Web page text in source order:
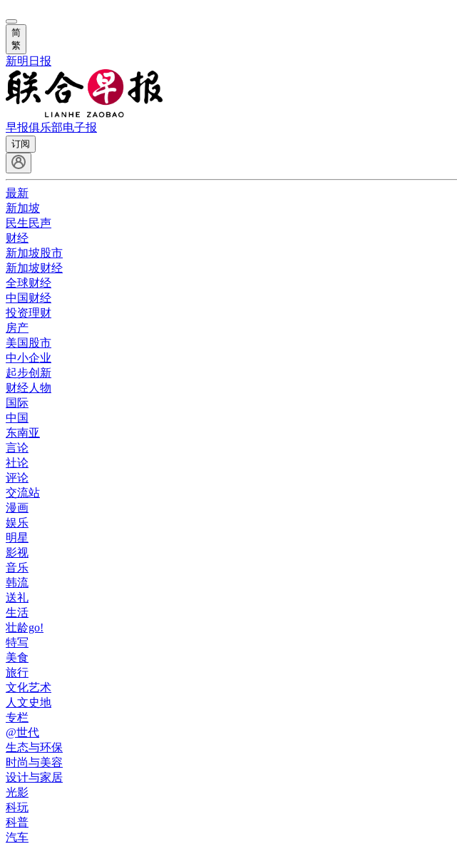
简
繁
新明日报
早报俱乐部电子报
订阅
最新
新加坡
民生民声
财经
新加坡股市
新加坡财经
全球财经
中国财经
投资理财
房产
美国股市
中小企业
起步创新
财经人物
国际
中国
东南亚
言论
社论
评论
交流站
漫画
娱乐
明星
影视
音乐
韩流
送礼
生活
壮龄go!
特写
美食
旅行
文化艺术
人文史地
专栏
@世代
生态与环保
时尚与美容
设计与家居
光影
科玩
科普
汽车